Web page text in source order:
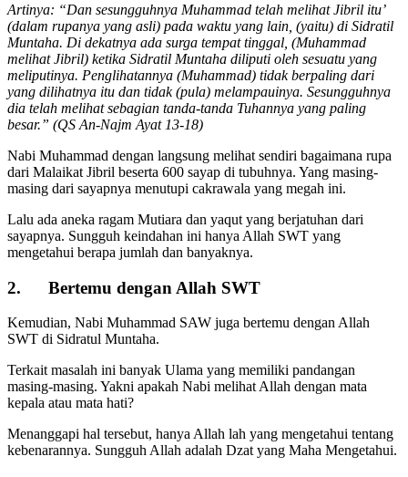
Artinya: “Dan sesungguhnya Muhammad telah melihat Jibril itu’
(dalam rupanya yang asli) pada waktu yang lain, (yaitu) di Sidratil
Muntaha. Di dekatnya ada surga tempat tinggal, (Muhammad
melihat Jibril) ketika Sidratil Muntaha diliputi oleh sesuatu yang
meliputinya. Penglihatannya (Muhammad) tidak berpaling dari
yang dilihatnya itu dan tidak (pula) melampauinya. Sesungguhnya
dia telah melihat sebagian tanda-tanda Tuhannya yang paling
besar.” (QS An-Najm Ayat 13-18)
Nabi Muhammad dengan langsung melihat sendiri bagaimana rupa
dari Malaikat Jibril beserta 600 sayap di tubuhnya. Yang masing-
masing dari sayapnya menutupi cakrawala yang megah ini.
Lalu ada aneka ragam Mutiara dan yaqut yang berjatuhan dari
sayapnya. Sungguh keindahan ini hanya Allah SWT yang
mengetahui berapa jumlah dan banyaknya.
2. Bertemu dengan Allah SWT
Kemudian, Nabi Muhammad SAW juga bertemu dengan Allah
SWT di Sidratul Muntaha.
Terkait masalah ini banyak Ulama yang memiliki pandangan
masing-masing. Yakni apakah Nabi melihat Allah dengan mata
kepala atau mata hati?
Menanggapi hal tersebut, hanya Allah lah yang mengetahui tentang
kebenarannya. Sungguh Allah adalah Dzat yang Maha Mengetahui.